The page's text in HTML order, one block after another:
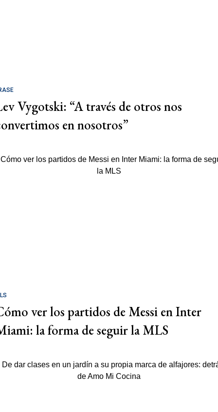
Vygotski: “A través de otros nos
en nosotros”
ver los partidos de Messi en Inter
la forma de seguir la MLS